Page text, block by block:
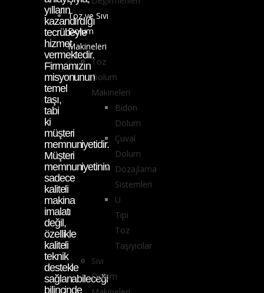
yılların
kazandırdığı
tecrübeyle
hizmet
vermektedir.
Firmamızın
misyonunun
temel
taşı,
tabi
ki
müşteri
memnuniyetidir.
Müşteri
memnuniyetinin
sadece
kaliteli
makina
imalatı
değil,
özellikle
kaliteli
teknik
destekle
sağlanabileceği
bilincinde
Toz ve Sıvı
Dolum
Makineleri
Toz
Dolum
Makineleri
Bidon
Dolum
Çuval
Dolum
Dozajlama
Sistemleri
U
Tipi
Toz
Taşıyıcılar
Sıvı
Dolum